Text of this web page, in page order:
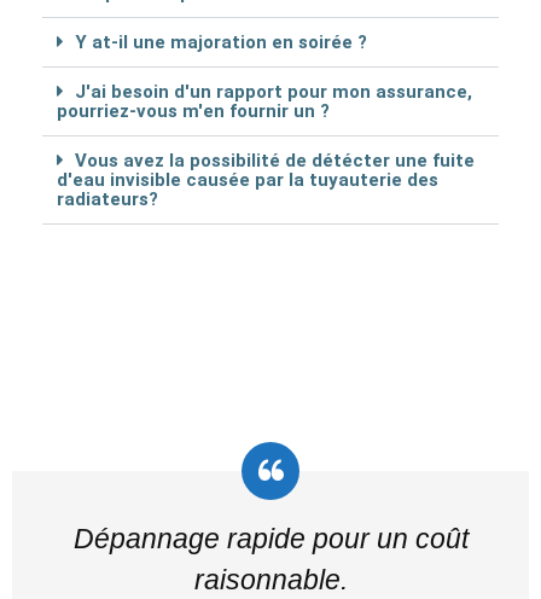
Y at-il une majoration en soirée ?
J'ai besoin d'un rapport pour mon assurance,
pourriez-vous m'en fournir un ?
Vous avez la possibilité de détécter une fuite
d'eau invisible causée par la tuyauterie des
radiateurs?
Dépannage rapide pour un coût
raisonnable.